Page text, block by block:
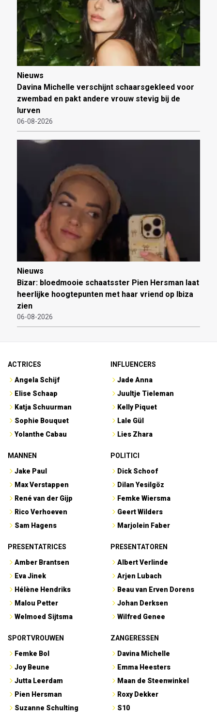
Nieuws
Davina Michelle verschijnt schaarsgekleed voor
zwembad en pakt andere vrouw stevig bij de
lurven
06-08-2026
Nieuws
Bizar: bloedmooie schaatsster Pien Hersman laat
heerlijke hoogtepunten met haar vriend op Ibiza
zien
06-08-2026
ACTRICES
Angela Schijf
Elise Schaap
Katja Schuurman
Sophie Bouquet
Yolanthe Cabau
INFLUENCERS
Jade Anna
Juultje Tieleman
Kelly Piquet
Lale Gül
Lies Zhara
MANNEN
Jake Paul
Max Verstappen
René van der Gijp
Rico Verhoeven
Sam Hagens
POLITICI
Dick Schoof
Dilan Yesilgöz
Femke Wiersma
Geert Wilders
Marjolein Faber
PRESENTATRICES
Amber Brantsen
Eva Jinek
Hélène Hendriks
Malou Petter
Welmoed Sijtsma
PRESENTATOREN
Albert Verlinde
Arjen Lubach
Beau van Erven Dorens
Johan Derksen
Wilfred Genee
SPORTVROUWEN
Femke Bol
Joy Beune
Jutta Leerdam
Pien Hersman
Suzanne Schulting
ZANGERESSEN
Davina Michelle
Emma Heesters
Maan de Steenwinkel
Roxy Dekker
S10